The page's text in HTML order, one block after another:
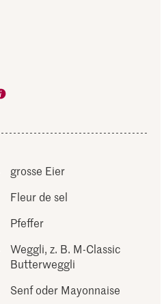
grosse Eier
Fleur de sel
Pfeffer
Weggli, z. B. M-Classic
Butterweggli
Senf oder Mayonnaise